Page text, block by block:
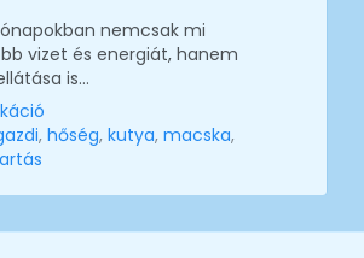
nemcsak mi
vizet és energiát, hanem
is…
, hőség, kutya, macska,